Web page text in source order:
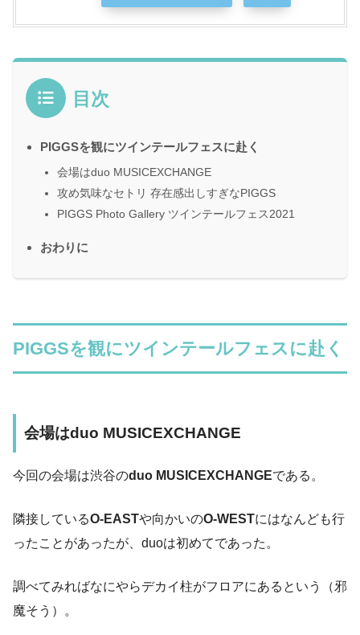
目次
PIGGSを観にツインテールフェスに赴く
会場はduo MUSICEXCHANGE
攻め気味なセトリ 存在感出しすぎなPIGGS
PIGGS Photo Gallery ツインテールフェス2021
おわりに
PIGGSを観にツインテールフェスに赴く
会場はduo MUSICEXCHANGE
今回の会場は渋谷のduo MUSICEXCHANGEである。
隣接しているO-EASTや向かいのO-WESTにはなんども行
ったことがあったが、duoは初めてであった。
調べてみればなにやらデカイ柱がフロアにあるという（邪
魔そう）。